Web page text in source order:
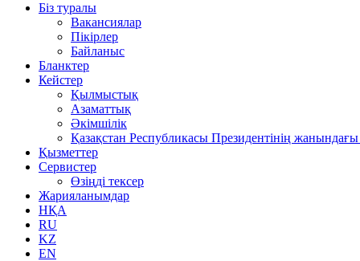
Біз туралы
Вакансиялар
Пікірлер
Байланыс
Бланктер
Кейстер
Қылмыстық
Азаматтық
Әкімшілік
Қазақстан Республикасы Президентінің
Қызметтер
Сервистер
Өзіңді тексер
Жарияланымдар
НҚА
RU
KZ
EN